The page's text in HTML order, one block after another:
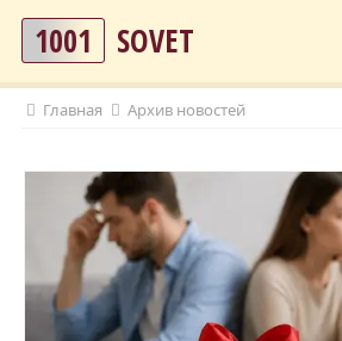
1001 SOVET
Главная Архив новостей